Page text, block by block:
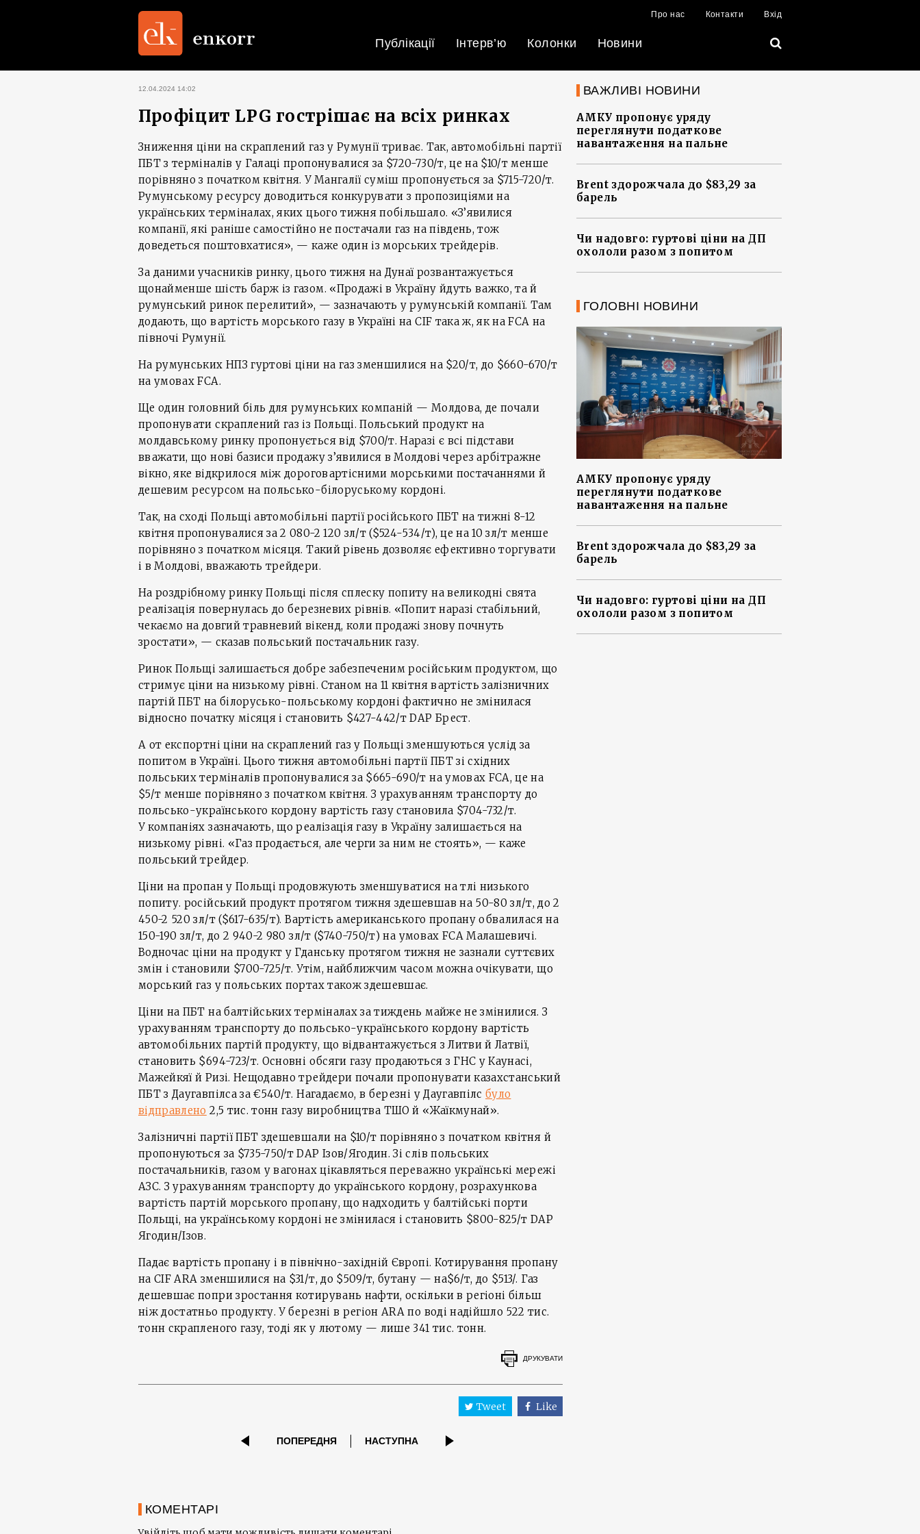
Про нас Контакти Вхід
Публікації Інтерв’ю Колонки Новини
12.04.2024 14:02
Профіцит LPG гострішає на всіх ринках
Зниження ціни на скраплений газ у Румунії триває. Так, автомобільні партії
ПБТ з терміналів у Галаці пропонувалися за $720-730/т, це на $10/т менше
порівняно з початком квітня. У Мангалії суміш пропонується за $715-720/т.
Румунському ресурсу доводиться конкурувати з пропозиціями на
українських терміналах, яких цього тижня побільшало. «З’явилися
компанії, які раніше самостійно не постачали газ на південь, тож
доведеться поштовхатися», — каже один із морських трейдерів.
За даними учасників ринку, цього тижня на Дунаї розвантажується
щонайменше шість барж із газом. «Продажі в Україну йдуть важко, та й
румунський ринок перелитий», — зазначають у румунській компанії. Там
додають, що вартість морського газу в Україні на CIF така ж, як на FCA на
півночі Румунії.
На румунських НПЗ гуртові ціни на газ зменшилися на $20/т, до $660-670/т
на умовах FCA.
Ще один головний біль для румунських компаній — Молдова, де почали
пропонувати скраплений газ із Польщі. Польський продукт на
молдавському ринку пропонується від $700/т. Наразі є всі підстави
вважати, що нові базиси продажу з’явилися в Молдові через арбітражне
вікно, яке відкрилося між дороговартісними морськими постачаннями й
дешевим ресурсом на польсько-білоруському кордоні.
Так, на сході Польщі автомобільні партії російського ПБТ на тижні 8-12
квітня пропонувалися за 2 080-2 120 зл/т ($524-534/т), це на 10 зл/т менше
порівняно з початком місяця. Такий рівень дозволяє ефективно торгувати
і в Молдові, вважають трейдери.
На роздрібному ринку Польщі після сплеску попиту на великодні свята
реалізація повернулась до березневих рівнів. «Попит наразі стабільний,
чекаємо на довгий травневий вікенд, коли продажі знову почнуть
зростати», — сказав польський постачальник газу.
Ринок Польщі залишається добре забезпеченим російським продуктом, що
стримує ціни на низькому рівні. Станом на 11 квітня вартість залізничних
партій ПБТ на білорусько-польському кордоні фактично не змінилася
відносно початку місяця і становить $427-442/т DAP Брест.
А от експортні ціни на скраплений газ у Польщі зменшуються услід за
попитом в Україні. Цього тижня автомобільні партії ПБТ зі східних
польських терміналів пропонувалися за $665-690/т на умовах FCA, це на
$5/т менше порівняно з початком квітня. З урахуванням транспорту до
польсько-українського кордону вартість газу становила $704-732/т.
У компаніях зазначають, що реалізація газу в Україну залишається на
низькому рівні. «Газ продається, але черги за ним не стоять», — каже
польський трейдер.
Ціни на пропан у Польщі продовжують зменшуватися на тлі низького
попиту. російський продукт протягом тижня здешевшав на 50-80 зл/т, до 2
450-2 520 зл/т ($617-635/т). Вартість американського пропану обвалилася на
150-190 зл/т, до 2 940-2 980 зл/т ($740-750/т) на умовах FCA Малашевичі.
Водночас ціни на продукт у Гданську протягом тижня не зазнали суттєвих
змін і становили $700-725/т. Утім, найближчим часом можна очікувати, що
морський газ у польських портах також здешевшає.
Ціни на ПБТ на балтійських терміналах за тиждень майже не змінилися. З
урахуванням транспорту до польсько-українського кордону вартість
автомобільних партій продукту, що відвантажується з Литви й Латвії,
становить $694-723/т. Основні обсяги газу продаються з ГНС у Каунасі,
Мажейкяї й Ризі. Нещодавно трейдери почали пропонувати казахстанський
ПБТ з Даугавпілса за €540/т. Нагадаємо, в березні у Даугавпілсбуло
відправлено 2,5 тис. тонн газу виробництва ТШО й «Жаїкмунай».
Залізничні партії ПБТ здешевшали на $10/т порівняно з початком квітня й
пропонуються за $735-750/т DAP Ізов/Ягодин. Зі слів польських
постачальників, газом у вагонах цікавляться переважно українські мережі
АЗС. З урахуванням транспорту до українського кордону, розрахункова
вартість партій морського пропану, що надходить у балтійські порти
Польщі, на українському кордоні не змінилася і становить $800-825/т DAP
Ягодин/Ізов.
Падає вартість пропану і в північно-західній Європі. Котирування пропану
на CIF ARA зменшилися на $31/т, до $509/т, бутану — на$6/т, до $513/. Газ
дешевшає попри зростання котирувань нафти, оскільки в регіоні більш
ніж достатньо продукту. У березні в регіон ARA по воді надійшло 522 тис.
тонн скрапленого газу, тоді як у лютому — лише 341 тис. тонн.
ДРУКУВАТИ
Tweet Like
ПОПЕРЕДНЯ НАСТУПНА
КОМЕНТАРІ
ВАЖЛИВІ НОВИНИ
АМКУ пропонує уряду
переглянути податкове
навантаження на пальне
Brent здорожчала до $83,29 за
барель
Чи надовго: гуртові ціни на ДП
охололи разом з попитом
ГОЛОВНІ НОВИНИ
АМКУ пропонує уряду
переглянути податкове
навантаження на пальне
Brent здорожчала до $83,29 за
барель
Чи надовго: гуртові ціни на ДП
охололи разом з попитом